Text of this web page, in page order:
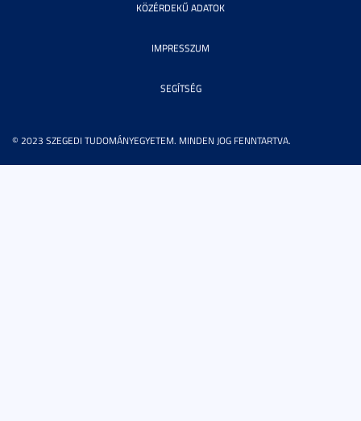
© 2023 SZEGEDI TUDOMÁNYEGYETEM. MINDEN JOG FENNTARTVA.
KÖZÉRDEKŰ ADATOK
IMPRESSZUM
SEGÍTSÉG